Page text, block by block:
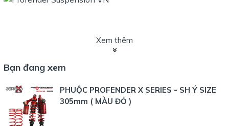
Xem thêm
Bạn đang xem
PHUỘC PROFENDER X SERIES - SH Ý SIZE
305mm ( MÀU ĐỎ )